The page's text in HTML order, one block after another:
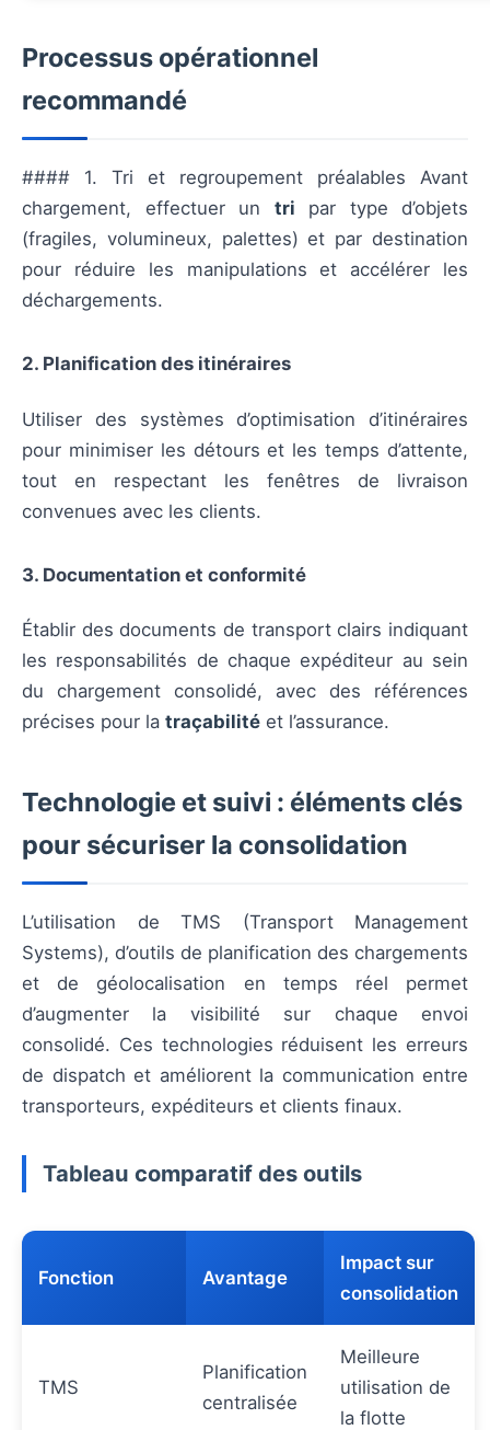
Processus opérationnel
recommandé
#### 1. Tri et regroupement préalables Avant
chargement, effectuer un tri par type d’objets
(fragiles, volumineux, palettes) et par destination
pour réduire les manipulations et accélérer les
déchargements.
2. Planification des itinéraires
Utiliser des systèmes d’optimisation d’itinéraires
pour minimiser les détours et les temps d’attente,
tout en respectant les fenêtres de livraison
convenues avec les clients.
3. Documentation et conformité
Établir des documents de transport clairs indiquant
les responsabilités de chaque expéditeur au sein
du chargement consolidé, avec des références
précises pour la traçabilité et l’assurance.
Technologie et suivi : éléments clés
pour sécuriser la consolidation
L’utilisation de TMS (Transport Management
Systems), d’outils de planification des chargements
et de géolocalisation en temps réel permet
d’augmenter la visibilité sur chaque envoi
consolidé. Ces technologies réduisent les erreurs
de dispatch et améliorent la communication entre
transporteurs, expéditeurs et clients finaux.
Tableau comparatif des outils
Fonction Avantage
Impact sur
consolidation
TMS
Planification
centralisée
Meilleure
utilisation de
la flotte